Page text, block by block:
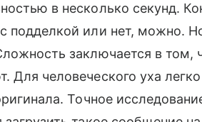
в несколько секунд.
или нет, можно.
заключается в том,
Для человеческого уха
Точное